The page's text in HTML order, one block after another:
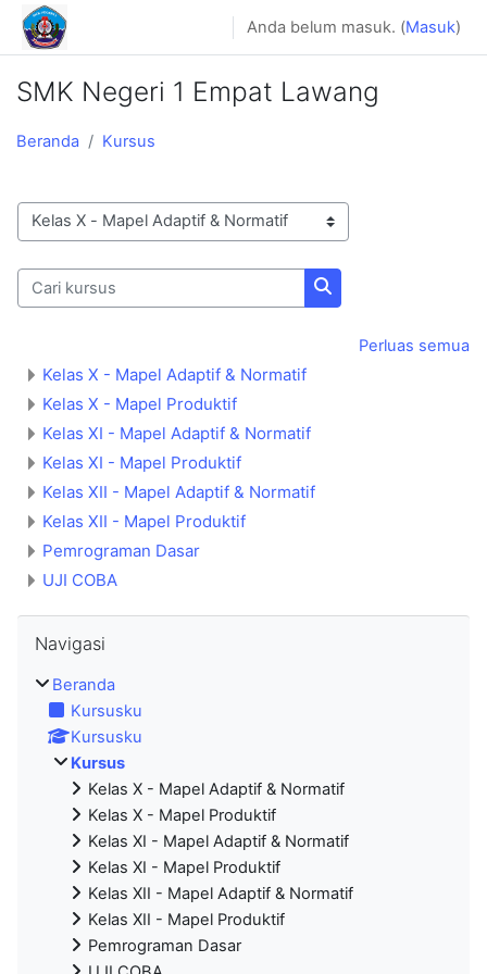
Lewati ke konten utama
Anda belum masuk. (Masuk)
SMK Negeri 1 Empat Lawang
Beranda Kursus
Kategori kursus
Cari kursus
Cari kursus
Perluas semua
Kelas X - Mapel Adaptif & Normatif
Kelas X - Mapel Produktif
Kelas XI - Mapel Adaptif & Normatif
Kelas XI - Mapel Produktif
Kelas XII - Mapel Adaptif & Normatif
Kelas XII - Mapel Produktif
Pemrograman Dasar
UJI COBA
Navigasi
Beranda
Kursusku
Kursusku
Kursus
Kelas X - Mapel Adaptif & Normatif
Kelas X - Mapel Produktif
Kelas XI - Mapel Adaptif & Normatif
Kelas XI - Mapel Produktif
Kelas XII - Mapel Adaptif & Normatif
Kelas XII - Mapel Produktif
Pemrograman Dasar